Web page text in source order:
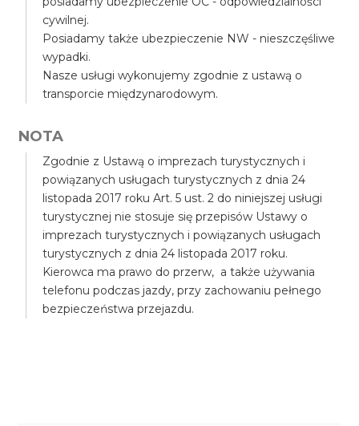
cywilnej.
Posiadamy także ubezpieczenie NW - nieszczęśliwe
wypadki.
Nasze usługi wykonujemy zgodnie z ustawą o
transporcie międzynarodowym.
NOTA
Zgodnie z Ustawą o imprezach turystycznych i
powiązanych usługach turystycznych z dnia 24
listopada 2017 roku Art. 5 ust. 2 do niniejszej usługi
turystycznej nie stosuje się przepisów Ustawy o
imprezach turystycznych i powiązanych usługach
turystycznych z dnia 24 listopada 2017 roku.
Kierowca ma prawo do przerw, a także używania
telefonu podczas jazdy, przy zachowaniu pełnego
bezpieczeństwa przejazdu.